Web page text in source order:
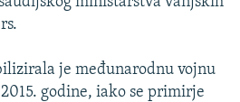
je međunarodnu vojnu
godine, iako se primirje